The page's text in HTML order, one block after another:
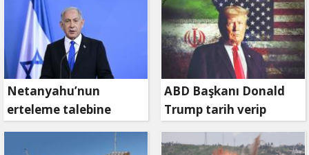
Netanyahu’nun
erteleme talebine
mahkemeden ret
ABD Başkanı Donald
Trump tarih verip
duyurdu: Savaş ne
zaman bitecek?